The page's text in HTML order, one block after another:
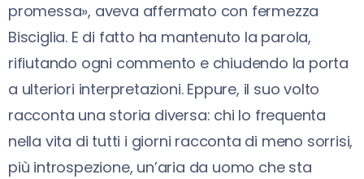
promessa», aveva affermato con fermezza
Bisciglia. E di fatto ha mantenuto la parola,
rifiutando ogni commento e chiudendo la porta
a ulteriori interpretazioni. Eppure, il suo volto
racconta una storia diversa: chi lo frequenta
nella vita di tutti i giorni racconta di meno sorrisi,
più introspezione, un’aria da uomo che sta